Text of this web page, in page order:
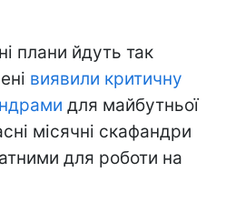
плани йдуть так
виявили критичну
для майбутньої
місячні скафандри
для роботи на